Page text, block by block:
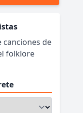
canciones de
folklore